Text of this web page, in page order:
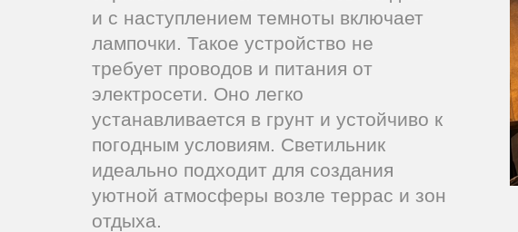
и с наступлением темноты включает
лампочки. Такое устройство не
требует проводов и питания от
электросети. Оно легко
устанавливается в грунт и устойчиво к
погодным условиям. Светильник
идеально подходит для создания
уютной атмосферы возле террас и зон
отдыха.